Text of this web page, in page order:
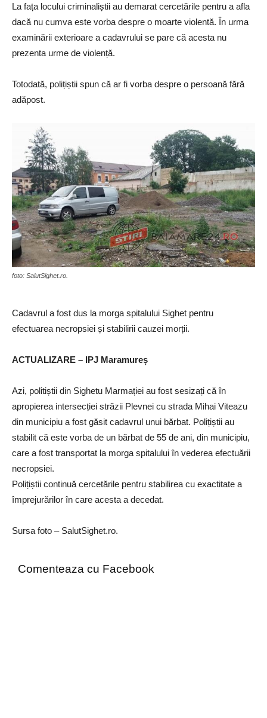
La fața locului criminaliștii au demarat cercetările pentru a afla
dacă nu cumva este vorba despre o moarte violentă. În urma
examinării exterioare a cadavrului se pare că acesta nu
prezenta urme de violență.
Totodată, polițiștii spun că ar fi vorba despre o persoană fără
adăpost.
foto: SalutSighet.ro.
Cadavrul a fost dus la morga spitalului Sighet pentru
efectuarea necropsiei și stabilirii cauzei morții.
ACTUALIZARE – IPJ Maramureș
Azi, politiștii din Sighetu Marmației au fost sesizați că în
apropierea intersecției străzii Plevnei cu strada Mihai Viteazu
din municipiu a fost găsit cadavrul unui bărbat. Polițiștii au
stabilit că este vorba de un bărbat de 55 de ani, din municipiu,
care a fost transportat la morga spitalului în vederea efectuării
necropsiei.
Polițiștii continuă cercetările pentru stabilirea cu exactitate a
împrejurărilor în care acesta a decedat.
Sursa foto – SalutSighet.ro.
Comenteaza cu Facebook